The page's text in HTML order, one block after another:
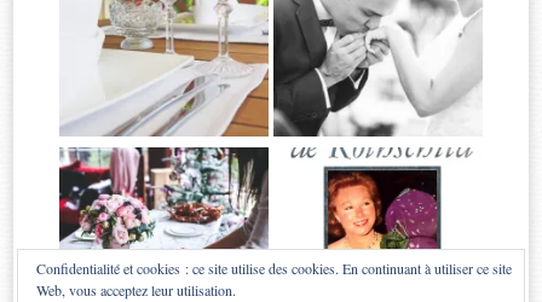
Confidentialité et cookies : ce site utilise des cookies. En continuant à utiliser ce site
Web, vous acceptez leur utilisation.